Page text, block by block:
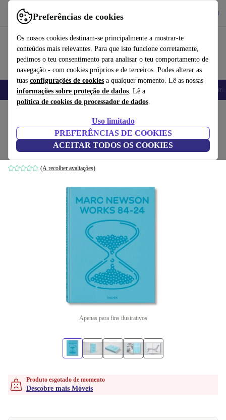
Preferências de cookies
Os nossos cookies destinam-se principalmente a mostrar-te
conteúdos mais relevantes. Para que isto funcione corretamente,
pedimos o teu consentimento para analisar o teu comportamento de
navegação - com cookies próprios e de terceiros. Podes alterar as
tuas configurações de cookies a qualquer momento. Lê as nossas
informações sobre proteção de dados. Lê a
política de cookies do processador de dados.
Uso limitado
PREFERÊNCIAS DE COOKIES
ACEITAR TODOS OS COOKIES
Use o refurbed de forma rápida e fácil
Telemóveis Computadores Portáteis Tablets
Marc Newson. Works 84-24
branco
(A recolher avaliações)
Apenas para fins ilustrativos
Produto esgotado de momento
Descobre mais Móveis